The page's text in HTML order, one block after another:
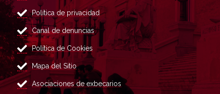
Política de privacidad
Canal de denuncias
Política de Cookies
Mapa del Sitio
Asociaciones de exbecarios